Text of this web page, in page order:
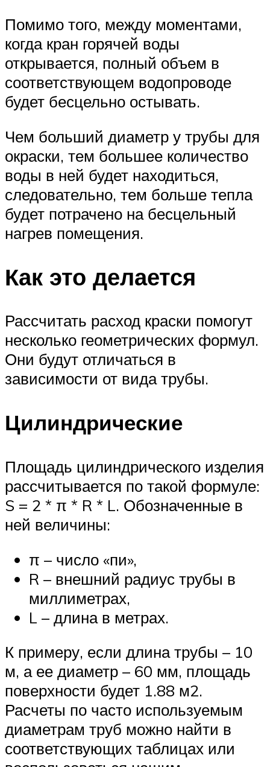
Помимо того, между моментами,
когда кран горячей воды
открывается, полный объем в
соответствующем водопроводе
будет бесцельно остывать.
Чем больший диаметр у трубы для
окраски, тем большее количество
воды в ней будет находиться,
следовательно, тем больше тепла
будет потрачено на бесцельный
нагрев помещения.
Как это делается
Рассчитать расход краски помогут
несколько геометрических формул.
Они будут отличаться в
зависимости от вида трубы.
Цилиндрические
Площадь цилиндрического изделия
рассчитывается по такой формуле:
S = 2 * π * R * L. Обозначенные в
ней величины:
π – число «пи»,
R – внешний радиус трубы в
миллиметрах,
L – длина в метрах.
К примеру, если длина трубы – 10
м, а ее диаметр – 60 мм, площадь
поверхности будет 1.88 м2.
Расчеты по часто используемым
диаметрам труб можно найти в
соответствующих таблицах или